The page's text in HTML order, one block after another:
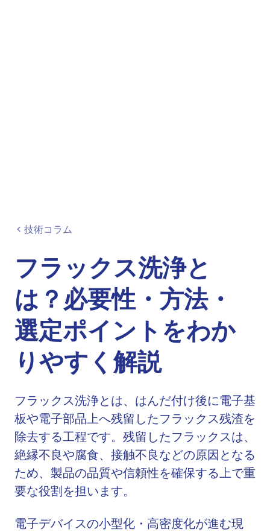
技術コラム
フラックス洗浄と
は？必要性・方法・
選定ポイントをわか
りやすく解説
フラックス洗浄とは、はんだ付け後に電子基
板や電子部品上へ残留したフラックス残渣を
除去する工程です。残留したフラックスは、
絶縁不良や腐食、接触不良などの原因となる
ため、製品の品質や信頼性を確保する上で重
要な役割を担います。
電子デバイスの小型化・高密度化が進む現